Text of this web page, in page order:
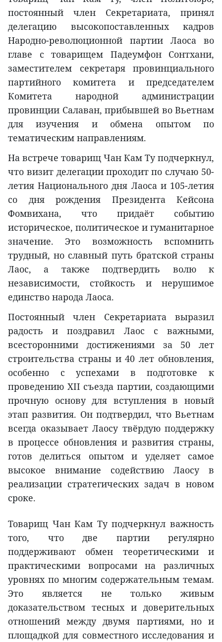
постоянный член Секретариата, принял
делегацию высокопоставленных кадров
Народно-революционной партии Лаоса во
главе с товарищем Падеумфон Сонтхани,
заместителем секретаря провинциального
партийного комитета и председателем
Комитета народной администрации
провинции Салаван, прибывшей во Вьетнам
для изучения и обмена опытом по
тематическим направлениям.
На встрече товарищ Чан Кам Ту подчеркнул,
что визит делегации проходит по случаю 50-
летия Национального дня Лаоса и 105-летия
со дня рождения Президента Кейсона
Фомвихана, что придаёт событию
историческое, политическое и гуманитарное
значение. Это возможность вспомнить
трудный, но славный путь братской страны
Лаос, а также подтвердить волю к
независимости, стойкость и нерушимое
единство народа Лаоса.
Постоянный член Секретариата выразил
радость и поздравил Лаос с важными,
всесторонними достижениями за 50 лет
строительства страны и 40 лет обновления,
особенно с успехами в подготовке к
проведению XII съезда партии, создающими
прочную основу для вступления в новый
этап развития. Он подтвердил, что Вьетнам
всегда оказывает Лаосу твёрдую поддержку
в процессе обновления и развития страны,
готов делиться опытом и уделяет самое
высокое внимание содействию Лаосу в
реализации стратегических задач в новом
сроке.
Товарищ Чан Кам Ту подчеркнул важность
того, что две партии регулярно
поддерживают обмен теоретическими и
практическими вопросами на различных
уровнях по многим содержательным темам.
Это является не только живым
доказательством тесных и доверительных
отношений между двумя партиями, но и
площадкой для совместного исследования и